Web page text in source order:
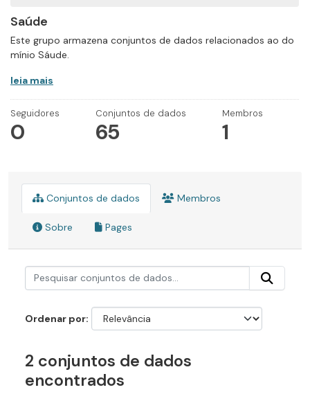
Saúde
Este grupo armazena conjuntos de dados relacionados ao do
mínio Sáude.
leia mais
Seguidores
0
Conjuntos de dados
65
Membros
1
Conjuntos de dados Membros
Sobre Pages
Ordenar por
2 conjuntos de dados
encontrados